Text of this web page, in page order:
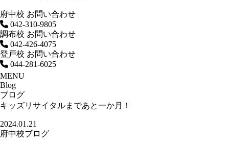
府中校 お問い合わせ
042-310-9805
調布校 お問い合わせ
042-426-4075
登戸校 お問い合わせ
044-281-6025
MENU
Blog
ブログ
キッズリサイタルまであと一か月！
2024.01.21
府中校ブログ